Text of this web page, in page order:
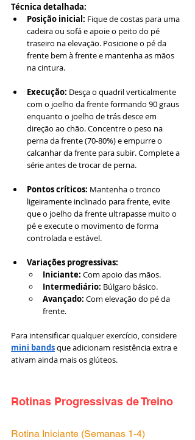
Técnica detalhada:
Posição inicial: Fique de costas para uma
cadeira ou sofá e apoie o peito do pé
traseiro na elevação. Posicione o pé da
frente bem à frente e mantenha as mãos
na cintura.
Execução: Desça o quadril verticalmente
com o joelho da frente formando 90 graus
enquanto o joelho de trás desce em
direção ao chão. Concentre o peso na
perna da frente (70-80%) e empurre o
calcanhar da frente para subir. Complete a
série antes de trocar de perna.
Pontos críticos: Mantenha o tronco
ligeiramente inclinado para frente, evite
que o joelho da frente ultrapasse muito o
pé e execute o movimento de forma
controlada e estável.
Variações progressivas:
Iniciante: Com apoio das mãos.
Intermediário: Búlgaro básico.
Avançado: Com elevação do pé da
frente.
Para intensificar qualquer exercício, considere
mini bands que adicionam resistência extra e
ativam ainda mais os glúteos.
Rotinas Progressivas de Treino
Rotina Iniciante (Semanas 1-4)